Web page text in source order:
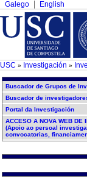
Galego English
USC » Investigación »
Buscador de Grupos de
Buscador de
Portal da Investigación
ACCESO A NOVA WEB DE
(Apoio ao persoal
convocatorias,